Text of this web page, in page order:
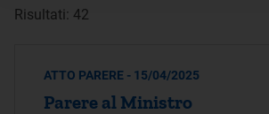
Risultati: 42
ATTO PARERE - 15/04/2025
Parere al Ministro